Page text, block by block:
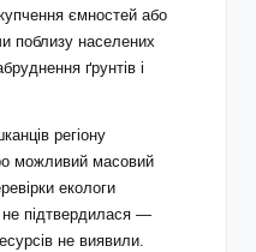
ємностей або
поблизу населених
ґрунтів і
регіону
можливий масовий
екологи
підтвердилася —
не виявили.